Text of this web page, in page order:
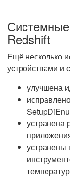
Redshift
Ещё несколько
устройствами и
улучшена
устранена
устранены